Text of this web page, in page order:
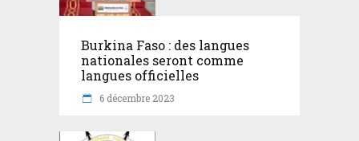
Burkina Faso : des langues
nationales seront comme
langues officielles
6 décembre 2023